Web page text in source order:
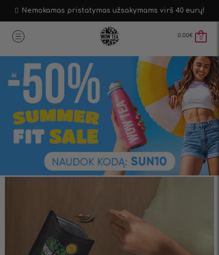
Nemokamas pristatymas užsakymams virš 40 eurų!
0.00€ 0